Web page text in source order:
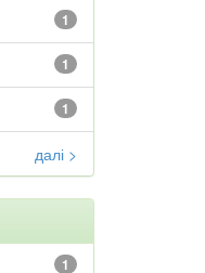
1
1
1
далі >
1